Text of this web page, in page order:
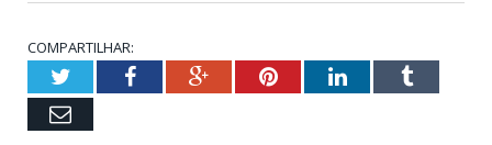
COMPARTILHAR:
TwitterFacebookGoogle+PinterestLinkedInTumblr
Email